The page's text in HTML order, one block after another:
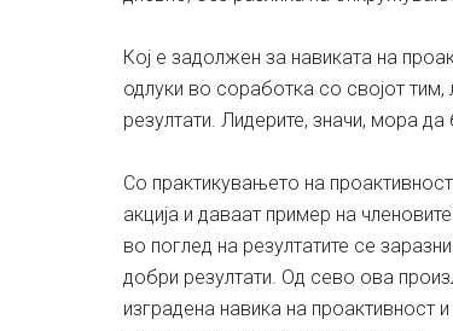
Кој е задолжен за навиката на
одлуки во соработка со својот тим,
резултати. Лидерите, значи, мора
Со практикувањето на
акција и даваат пример на
во поглед на резултатите се
добри резултати. Од сево ова
изградена навика на проактивност